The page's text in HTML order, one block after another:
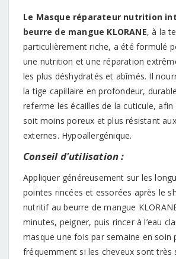
Le Masque réparateur nutrition
beurre de mangue KLORANE, à la
particulièrement riche, a été formulé
une nutrition et une réparation
les plus déshydratés et abîmés. Il
la tige capillaire en profondeur,
referme les écailles de la cuticule, afin
soit moins poreux et plus résistant
externes. Hypoallergénique.
Conseil d'utilisation :
Appliquer généreusement sur les
pointes rincées et essorées après le
nutritif au beurre de mangue
minutes, peigner, puis rincer à l’eau
masque une fois par semaine en soin
fréquemment si les cheveux sont très